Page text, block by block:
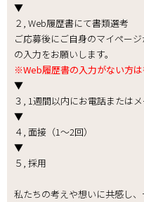
▼
２, Web履歴書にて書類選考
ご応募後にご自身のマイペー
の入力をお願いします。
※Web履歴書の入力がない方は
▼
３, 1週間以内にお電話または
▼
４, 面接（1～2回）
▼
５, 採用
私たちの考えや想いに共感し